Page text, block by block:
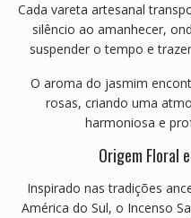
Cada vareta artesanal
silêncio ao amanhecer,
suspender o tempo e
O aroma do jasmim
rosas, criando uma
harmoniosa e
Origem Floral
Inspirado nas tradições
América do Sul, o Incenso